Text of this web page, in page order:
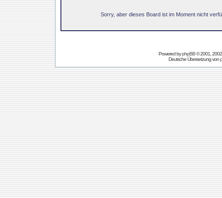
Sorry, aber dieses Board ist im Moment nicht
Powered byphpBB© 2001,
Deutsche Übersetzung von